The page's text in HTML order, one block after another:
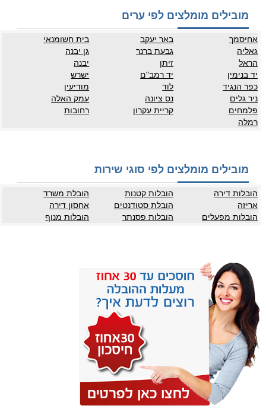
מובילים מומלצים לפי ערים
אחיסמך באר יעקב
בית חשומנאי
גאליה
גבעת ברנר
גן יבנה
הראל
זיתן
יבנה
יד בנימין
יד רמב"ם
ישרש
כפר הנגיד
לוד
מודיעין
ניר גלים
נס ציונה
עמק האלה
פלמחים
קריית עקרון
רחובות
רמלה
מובילים מומלצים לפי סוגי שירות
הובלות דירה הובלות קטנות
הובלת משרד
אריזה
הובלת סטודנטים
אחסון דירה
הובלות מפעלים
הובלות פסנתר הובלות מנוף